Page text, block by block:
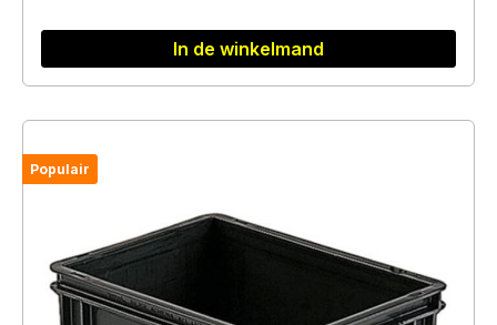
In de winkelmand
Populair